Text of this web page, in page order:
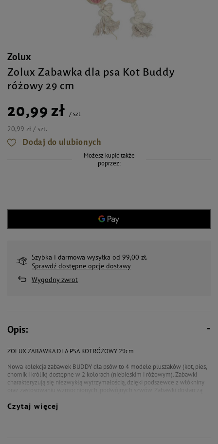
Zolux
Zolux Zabawka dla psa Kot Buddy
różowy 29 cm
20,99 zł /szt.
20,99 zł / szt.
Dodaj do ulubionych
Możesz kupić także
poprzez:
Szybka i darmowa wysyłka od 99,00 zł.
Sprawdź dostępne opcje dostawy
Wygodny zwrot
Opis:
ZOLUX ZABAWKA DLA PSA KOT RÓŻOWY 29cm
Nowa kolekcja zabawek BUDDY dla psów to 4 modele pluszaków (kot, pies,
chomik i królik) dostępne w 2 kolorach (niebieskim i różowym). Zabawki
charakteryzują się niezwykłą wytrzymałością, dzięki podszewce z włókniny
piszczałka oraz szeleszczący papier. Kolekcja BUDDY powstała w zgodzie z
Czytaj więcej